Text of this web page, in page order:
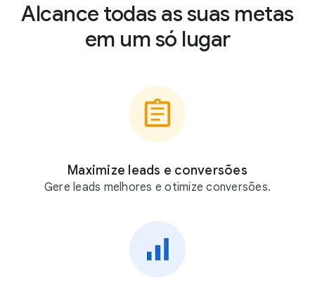
Alcance todas as suas metas
em um só lugar
Maximize leads e conversões
Gere leads melhores e otimize conversões.